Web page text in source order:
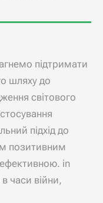
підтримати
шляху до
світового
підхід до
позитивним
. in
часи війни,